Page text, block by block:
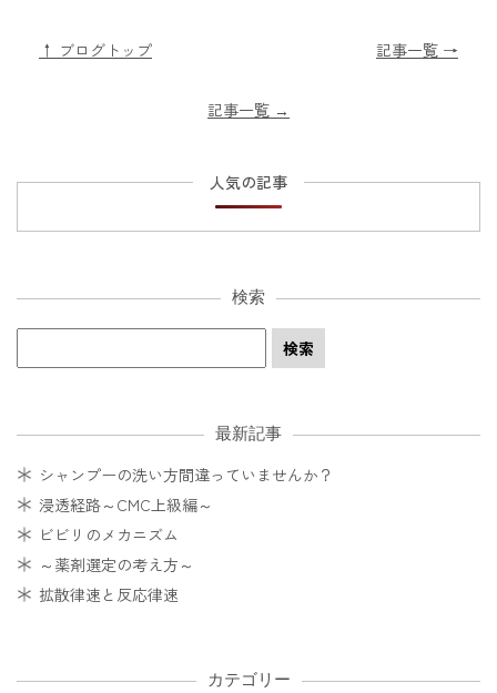
↑ ブログトップ 記事一覧 →
記事一覧 →
人気の記事
検索
最新記事
シャンプーの洗い方間違っていませんか？
浸透経路～CMC上級編～
ビビリのメカニズム
～薬剤選定の考え方～
拡散律速と反応律速
カテゴリー